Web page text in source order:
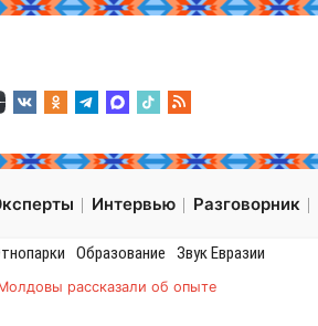
Интервью Разговорник
Образование Звук Евразии
рассказали об опыте